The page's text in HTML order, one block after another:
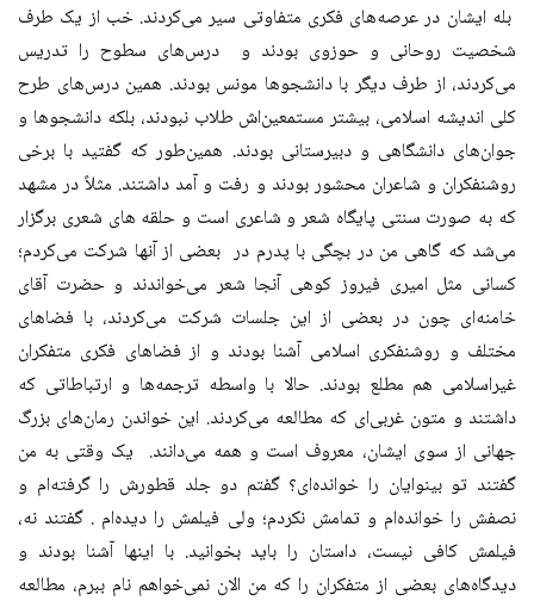
بله ایشان در عرصه‌های فکری متفاوتی سیر می‌کردند. خب از یک طرف
شخصیت روحانی و حوزوی بودند و درس‌های سطوح را تدریس
می‌کردند، از طرف دیگر با دانشجوها مونس بودند. همین درس‌های طرح
کلی اندیشه اسلامی، بیشتر مستمعین‌اش طلاب نبودند، بلکه دانشجوها و
جوان‌های دانشگاهی و دبیرستانی بودند. همین‌طور که گفتید با برخی
روشنفکران و شاعران محشور بودند و رفت و آمد داشتند. مثلاً در مشهد
که به صورت سنتی پایگاه شعر و شاعری است و حلقه های شعری برگزار
می‌شد که گاهی من در بچگی با پدرم در بعضی از آنها شرکت می‌کردم؛
کسانی مثل امیری فیروز کوهی آنجا شعر می‌خواندند و حضرت آقای
خامنه‌ای چون در بعضی از این جلسات شرکت می‌کردند، با فضاهای
مختلف و روشنفکری اسلامی آشنا بودند و از فضاهای فکری متفکران
غیراسلامی هم مطلع بودند. حالا با واسطه ترجمه‌ها و ارتباطاتی که
داشتند و متون غربی‌ای که مطالعه می‌کردند. این خواندن رمان‌های بزرگ
جهانی از سوی ایشان، معروف است و همه می‌دانند. یک وقتی به من
گفتند تو بینوایان را خوانده‌ای؟ گفتم دو جلد قطورش را گرفته‌ام و
نصفش را خوانده‌ام و تمامش نکردم؛ ولی فیلمش را دیده‌ام . گفتند نه،
فیلمش کافی نیست، داستان را باید بخوانید. با اینها آشنا بودند و
دیدگاه‌های بعضی از متفکران را که من الان نمی‌خواهم نام ببرم، مطالعه